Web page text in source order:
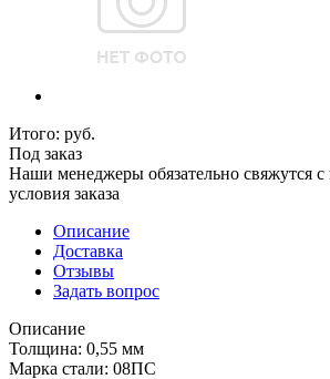
Итого: руб.
Под заказ
Наши менеджеры обязательно свяжутся с
условия заказа
Описание
Доставка
Отзывы
Задать вопрос
Описание
Толщина: 0,55 мм
Марка стали: 08ПС